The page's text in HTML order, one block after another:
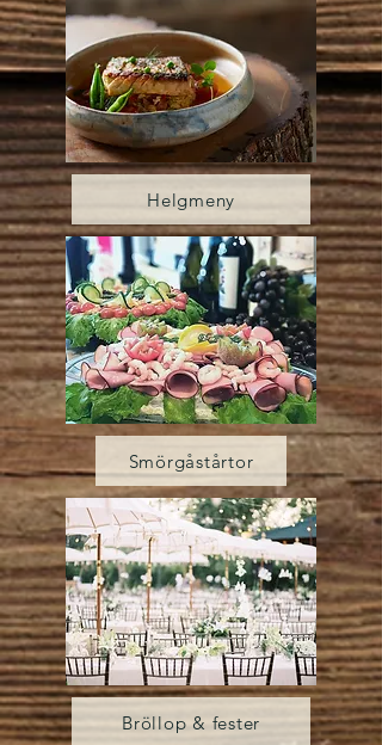
Helgmeny
Smörgåstårtor
Bröllop & fester